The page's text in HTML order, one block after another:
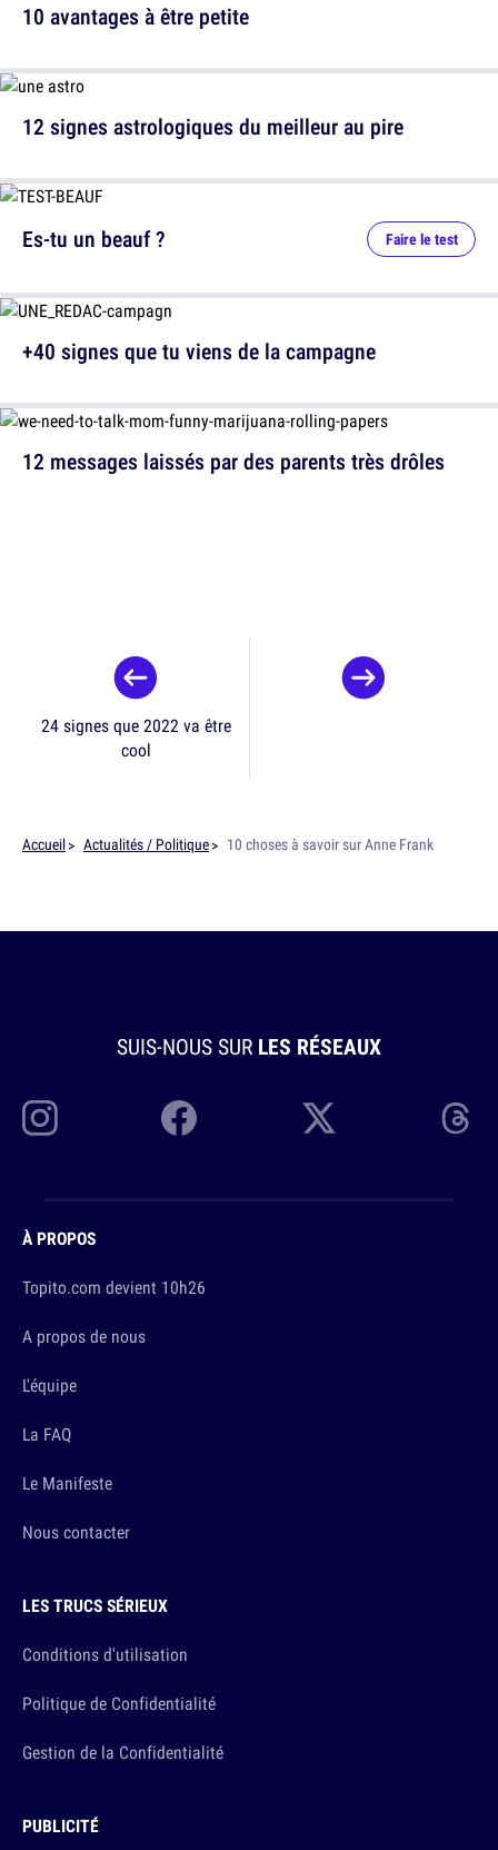
10 avantages à être petite
12 signes astrologiques du meilleur au pire
12 messages laissés par des parents très drôles
Es-tu un beauf ? Faire le test
+40 signes que tu viens de la campagne
24 signes que 2022 va être
cool
Accueil Actualités / Politique 10 choses à savoir sur Anne Frank
SUIS-NOUS SUR LES RÉSEAUX
À PROPOS
Topito.com devient 10h26
A propos de nous
L'équipe
La FAQ
Le Manifeste
Nous contacter
LES TRUCS SÉRIEUX
Conditions d'utilisation
Politique de Confidentialité
Gestion de la Confidentialité
PUBLICITÉ